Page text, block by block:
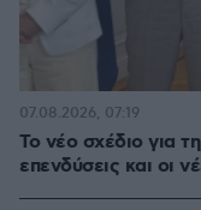
Το νέο σχέδιο για
επενδύσεις και οι
07.08.2026, 07:19